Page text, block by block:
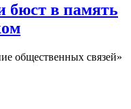
бюст в память
общественных связей»